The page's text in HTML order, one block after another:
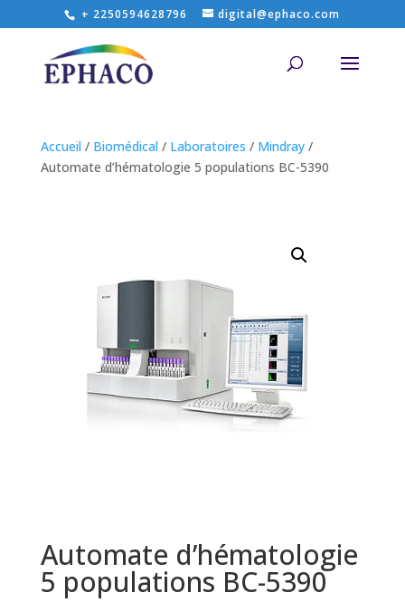
+ 2250594628796 digital@ephaco.com
Accueil / Biomédical / Laboratoires / Mindray/
Automate d’hématologie 5 populations BC-5390
Automate d’hématologie
5 populations BC-5390